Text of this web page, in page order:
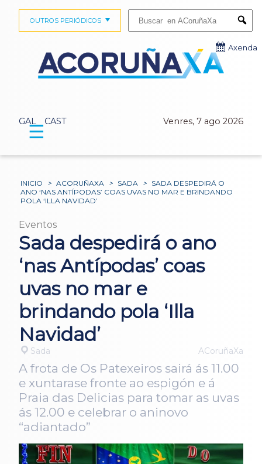
GAL CAST Venres, 7 ago 2026
OUTROS PERIÓDICOS
Axenda
☰
INICIO > ACORUÑAXA > SADA > SADA DESPEDIRÁ O
ANO ‘NAS ANTÍPODAS’ COAS UVAS NO MAR E BRINDANDO
POLA ‘ILLA NAVIDAD’
Eventos
Sada despedirá o ano
‘nas Antípodas’ coas
uvas no mar e
brindando pola ‘Illa
Navidad’
Sada ACoruñaXa
A frota de Os Patexeiros sairá ás 11.00
e xuntarase fronte ao espigón e á
Praia das Delicias para tomar as uvas
ás 12.00 e celebrar o aninovo
“adiantado”